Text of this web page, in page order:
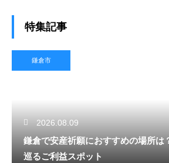
特集記事
鎌倉市
2026.08.09
鎌倉で安産祈願におすすめの場所は
巡るご利益スポット